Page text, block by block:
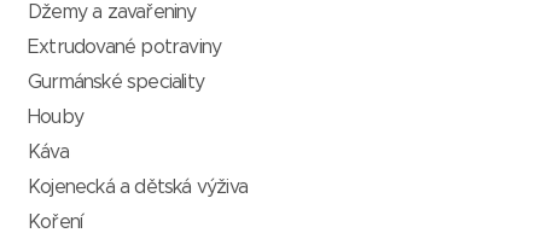
Džemy a zavařeniny
Extrudované potraviny
Gurmánské speciality
Houby
Káva
Kojenecká a dětská výživa
Koření